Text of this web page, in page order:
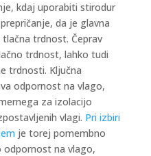
kdaj uporabiti stirodur
da je glavna
trdnost. Čeprav
trdnost, lahko tudi
trdnosti. Ključna
odpornost na vlago,
za izolacijo
vlagi. Pri izbiri
je torej pomembno
na vlago,